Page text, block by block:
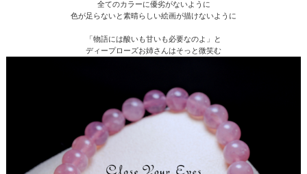
全てのカラーに優劣がないように
色が足らないと素晴らしい絵画が描けないように
「物語には酸いも甘いも必要なのよ」と
ディープローズお姉さんはそっと微笑む